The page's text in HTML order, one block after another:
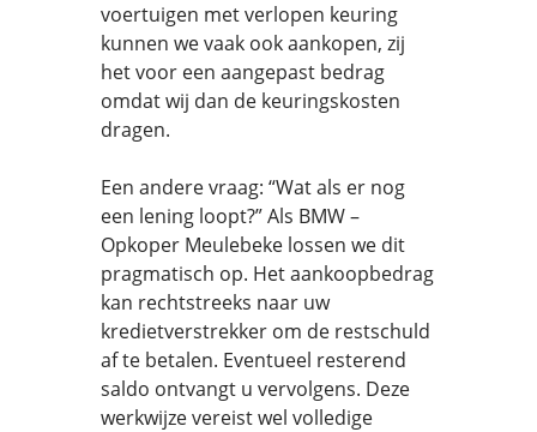
voertuigen met verlopen keuring
kunnen we vaak ook aankopen, zij
het voor een aangepast bedrag
omdat wij dan de keuringskosten
dragen.
Een andere vraag: “Wat als er nog
een lening loopt?” Als BMW –
Opkoper Meulebeke lossen we dit
pragmatisch op. Het aankoopbedrag
kan rechtstreeks naar uw
kredietverstrekker om de restschuld
af te betalen. Eventueel resterend
saldo ontvangt u vervolgens. Deze
werkwijze vereist wel volledige